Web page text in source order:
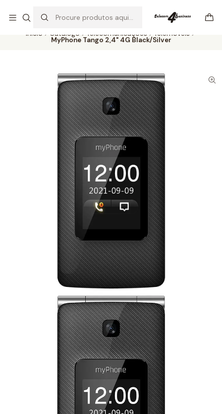
Ler mais
Início Catálogo Telecomunicações Telemóveis
MyPhone Tango 2,4" 4G Black/Silver